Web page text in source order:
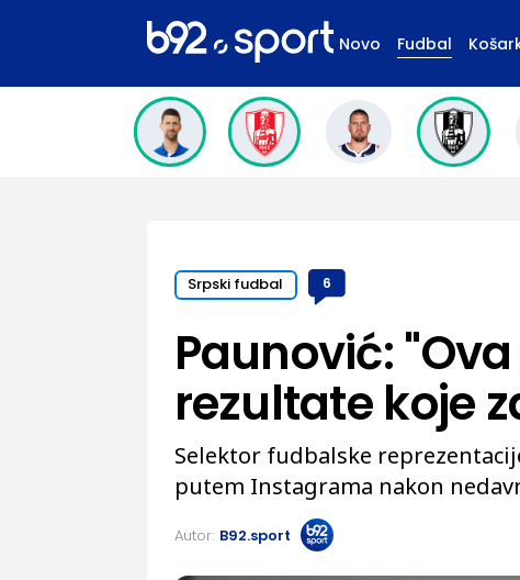
Novo Fudbal
Srpski fudbal 6
Paunović:
rezultate koje
Selektor fudbalske
putem Instagrama nakon
Autor: B92.sport